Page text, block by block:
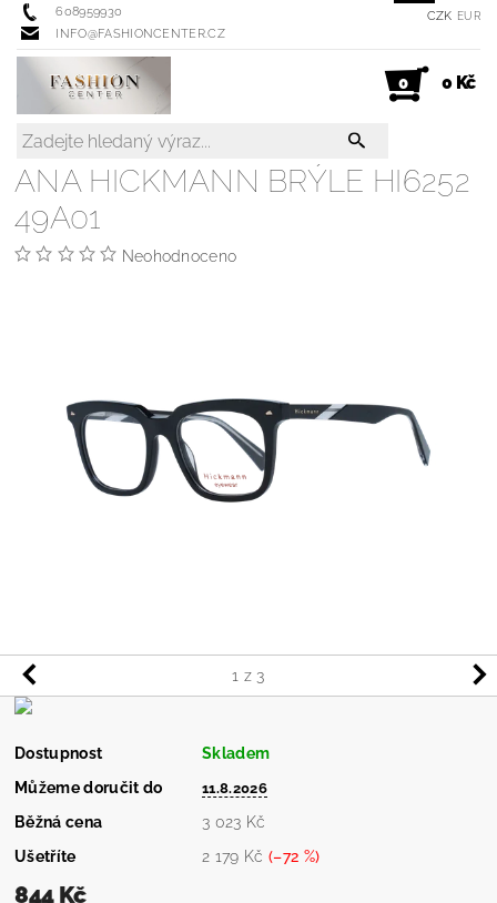
608959930
INFO@FASHIONCENTER.CZ
CZK EUR
0 0 Kč
1 z 3
ANA HICKMANN BRÝLE HI6252
49A01
Neohodnoceno
Dostupnost
Skladem
Můžeme doručit do
11.8.2026
Běžná cena
3 023 Kč
Ušetříte
2 179 Kč (–72 %)
844 Kč